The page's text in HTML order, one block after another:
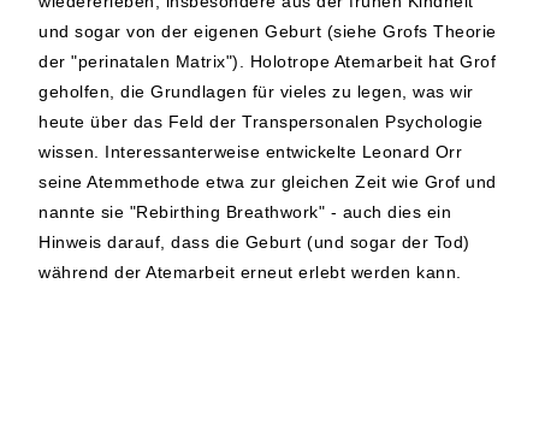
und sogar von der eigenen Geburt (siehe Grofs Theorie
der "perinatalen Matrix"). Holotrope Atemarbeit hat Grof
geholfen, die Grundlagen für vieles zu legen, was wir
heute über das Feld der Transpersonalen Psychologie
wissen. Interessanterweise entwickelte Leonard Orr
seine Atemmethode etwa zur gleichen Zeit wie Grof und
nannte sie "Rebirthing Breathwork" - auch dies ein
Hinweis darauf, dass die Geburt (und sogar der Tod)
während der Atemarbeit erneut erlebt werden kann.